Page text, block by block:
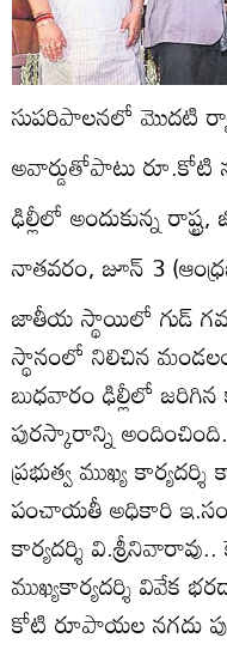
సుపరిపాలనలో మొదటి
అవార్డుతోపాటు రూ.కోటి
ఢిల్లీలో అందుకున్న
నాతవరం, జూన్‌ 3
జాతీయ స్థాయిలో గుడ్‌
స్థానంలో నిలిచిన
బుధవారం ఢిల్లీలో జరిగిన
పురస్కారాన్ని
ప్రభుత్వ ముఖ్య
పంచాయతీ అధికారి
కార్యదర్శి
ముఖ్యకార్యదర్శి వివేక
కోటి రూపాయల నగదు